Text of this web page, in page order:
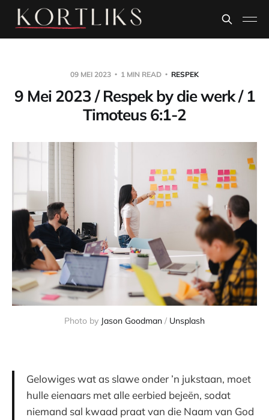
09 MEI 2023 1 MIN READ RESPEK
9 Mei 2023 / Respek by die werk / 1
Timoteus 6:1-2
Photo by Jason Goodman / Unsplash
Gelowiges wat as slawe onder ’n jukstaan, moet
hulle eienaars met alle eerbied bejeën, sodat
niemand sal kwaad praat van die Naam van God